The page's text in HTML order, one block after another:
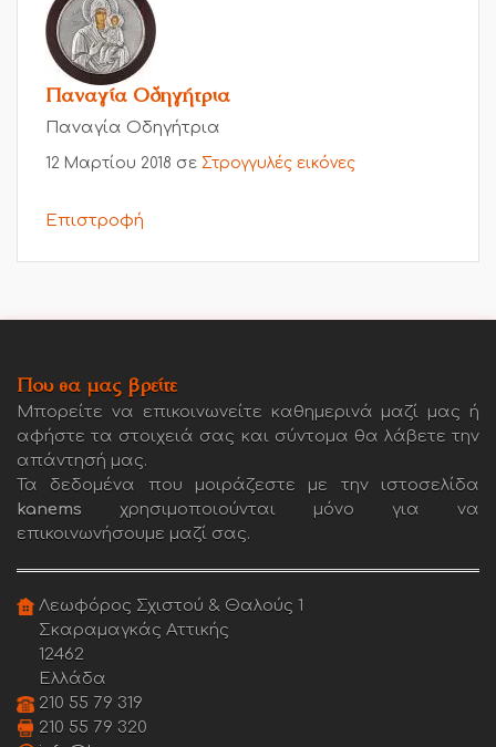
Παναγία Οδηγήτρια
Παναγία Οδηγήτρια
12 Μαρτίου 2018 σε Στρογγυλές εικόνες
Επιστροφή
Που θα μας βρείτε
Μπορείτε να επικοινωνείτε καθημερινά μαζί μας ή
αφήστε τα στοιχειά σας και σύντομα θα λάβετε την
απάντησή μας.
Τα δεδομένα που μοιράζεστε με την ιστοσελίδα
kanems χρησιμοποιούνται μόνο για να
επικοινωνήσουμε μαζί σας.
Λεωφόρος Σχιστού & Θαλούς 1
Σκαραμαγκάς Αττικής
12462
Ελλάδα
210 55 79 319
210 55 79 320